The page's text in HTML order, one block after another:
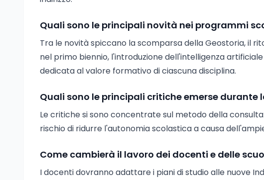
Quali sono le principali novità nei programmi
Tra le novità spiccano la scomparsa della Geostoria, il
nel primo biennio, l'introduzione dell'intelligenza
dedicata al valore formativo di ciascuna disciplina.
Quali sono le principali critiche emerse durante
Le critiche si sono concentrate sul metodo della
rischio di ridurre l'autonomia scolastica a causa
Come cambierà il lavoro dei docenti e delle
I docenti dovranno adattare i piani di studio alle nuove